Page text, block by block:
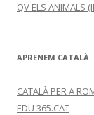
QV ELS ANIMALS
APRENEM CATALÀ
CATALÀ PER A
EDU 365.CAT